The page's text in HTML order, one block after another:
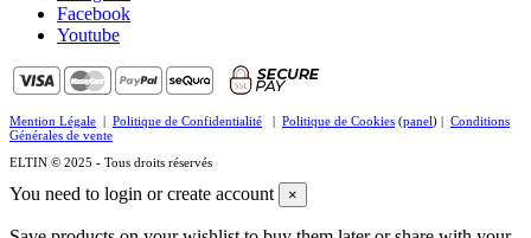
Facebook
Youtube
Mention Légale | Politique de Confidentialité | Politique de Cookies (panel) | Conditions
Générales de vente
ELTIN © 2025 - Tous droits réservés
You need to login or create account ×